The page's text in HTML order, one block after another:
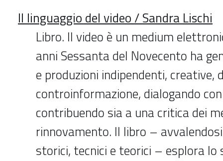
Il linguaggio del video / Sandra Lischi
Libro. Il video è un medium
anni Sessanta del Novecento ha
e produzioni indipendenti, creative,
controinformazione, dialogando
contribuendo sia a una critica dei
rinnovamento. Il libro –
storici, tecnici e teorici – esplora lo